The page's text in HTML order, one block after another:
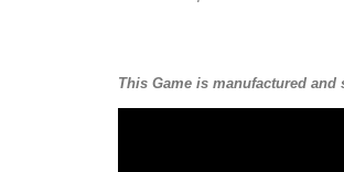
This Game is manufactured and